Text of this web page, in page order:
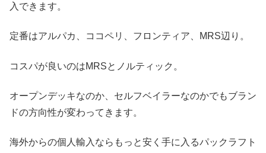
入できます。
定番はアルパカ、ココペリ、フロンティア、MRS辺り。
コスパが良いのはMRSとノルティック。
オープンデッキなのか、セルフベイラーなのかでもブラン
ドの方向性が変わってきます。
海外からの個人輸入ならもっと安く手に入るパックラフト